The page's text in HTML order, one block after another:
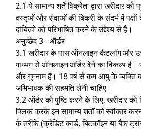
2.1 ये सामान्य शर्तें विक्रेता द्वारा खरीदार
वस्तुओं और सेवाओं की बिक्री के संदर्भ में
दायित्वों को परिभाषित करने के उद्देश्य से हैं।
अनुच्छेद 3 - ऑर्डर
3.1 खरीदार के पास ऑनलाइन कैटलॉग और
माध्यम से ऑनलाइन ऑर्डर देने का विकल्प है।
और गुमनाम हैं। 18 वर्ष से कम आयु के व्यक्ति
अभिभावक की सहमति लेनी चाहिए।
3.2 ऑर्डर को पुष्टि करने के लिए, खरीदार को
क्लिक करके इन सामान्य शर्तों को स्वीकार
के तरीके (क्रेडिट कार्ड, बिटकॉइन या बैंक